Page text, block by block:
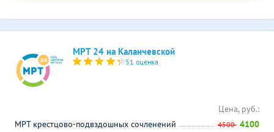
МРТ 24 на Каланчевской
51 оценка
Цена, руб.:
МРТ крестцово-подвздошных сочленений
4500 4100